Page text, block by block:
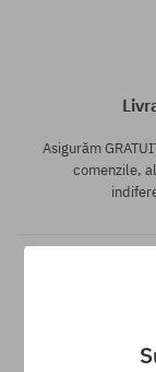
Asigurăm
comenzile,